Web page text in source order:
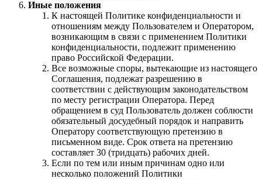
Иные положения
К настоящей Политике конфиденциальности и
отношениям между Пользователем и Оператором,
возникающим в связи с применением Политики
конфиденциальности, подлежит применению
право Российской Федерации.
Все возможные споры, вытекающие из настоящего
Соглашения, подлежат разрешению в
соответствии с действующим законодательством
по месту регистрации Оператора. Перед
обращением в суд Пользователь должен соблюсти
обязательный досудебный порядок и направить
Оператору соответствующую претензию в
письменном виде. Срок ответа на претензию
составляет 30 (тридцать) рабочих дней.
Если по тем или иным причинам одно или
несколько положений Политики